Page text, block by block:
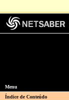
Menu
Índice de Conteúdo